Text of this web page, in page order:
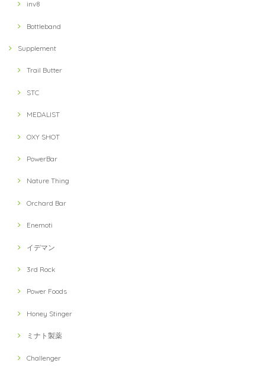
inv8
Bottleband
Supplement
Trail Butter
STC
MEDALIST
OXY SHOT
PowerBar
Nature Thing
Orchard Bar
Enemoti
イデマン
3rd Rock
Power Foods
Honey Stinger
ミナト製薬
Challenger